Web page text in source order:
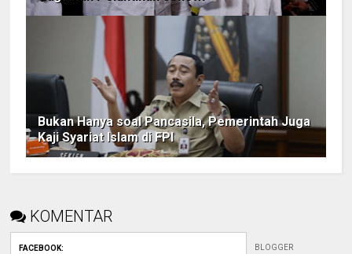
Bukan Hanya soal Pancasila, Pemerintah Juga
Kaji Syariat Islam di FPI
KOMENTAR
FACEBOOK: BLOGGER